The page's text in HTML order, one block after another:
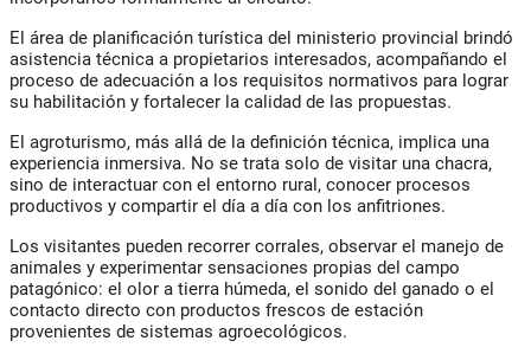
El área de planificación turística del ministerio provincial brindó
asistencia técnica a propietarios interesados, acompañando el
proceso de adecuación a los requisitos normativos para lograr
su habilitación y fortalecer la calidad de las propuestas.
El agroturismo, más allá de la definición técnica, implica una
experiencia inmersiva. No se trata solo de visitar una chacra,
sino de interactuar con el entorno rural, conocer procesos
productivos y compartir el día a día con los anfitriones.
Los visitantes pueden recorrer corrales, observar el manejo de
animales y experimentar sensaciones propias del campo
patagónico: el olor a tierra húmeda, el sonido del ganado o el
contacto directo con productos frescos de estación
provenientes de sistemas agroecológicos.